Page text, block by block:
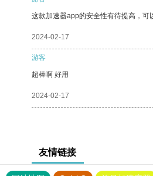
这款加速器app的安全性有待提高，
2024-02-17
游客
超棒啊 好用
2024-02-17
友情链接